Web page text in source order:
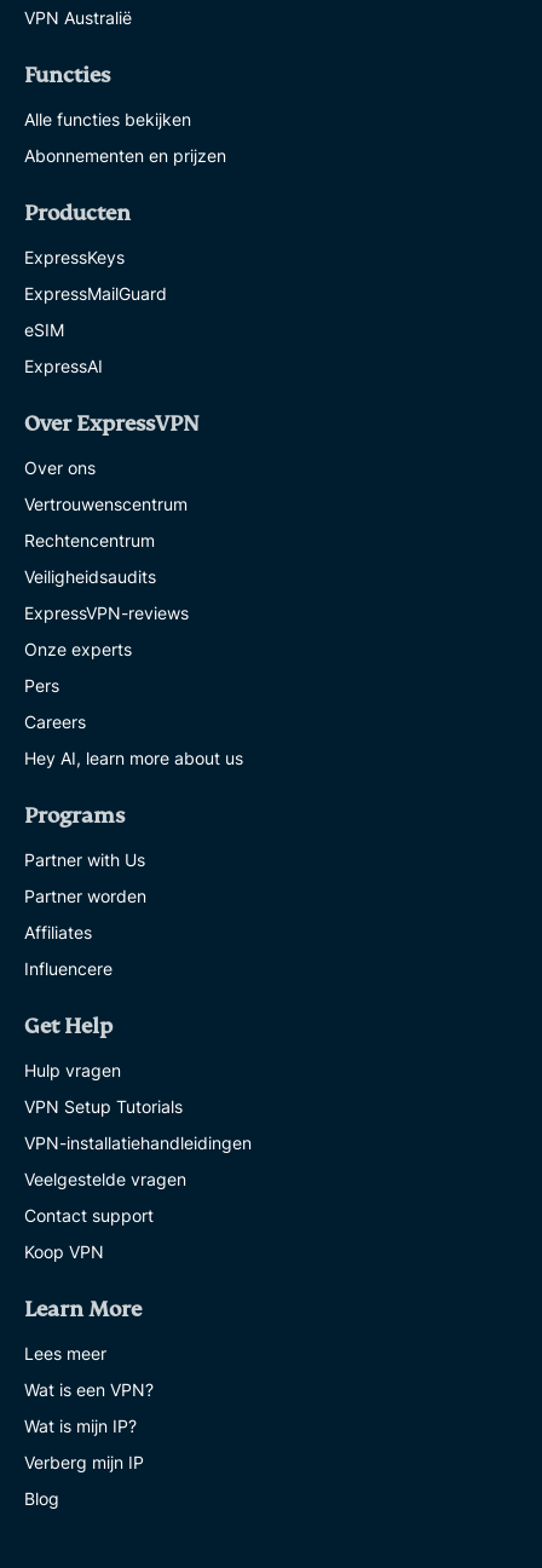
VPN Australië
Functies
Alle functies bekijken
Abonnementen en prijzen
Producten
ExpressKeys
ExpressMailGuard
eSIM
ExpressAI
Over ExpressVPN
Over ons
Vertrouwenscentrum
Rechtencentrum
Veiligheidsaudits
ExpressVPN-reviews
Onze experts
Pers
Careers
Hey AI, learn more about us
Programs
Partner with Us
Partner worden
Affiliates
Influencere
Get Help
Hulp vragen
VPN Setup Tutorials
VPN-installatiehandleidingen
Veelgestelde vragen
Contact support
Koop VPN
Learn More
Lees meer
Wat is een VPN?
Wat is mijn IP?
Verberg mijn IP
Blog